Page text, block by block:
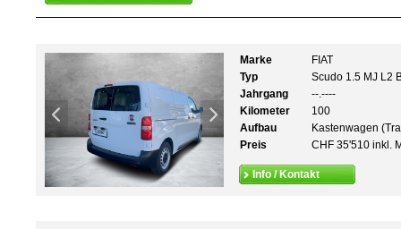
Marke
FIAT
Typ
Scudo 1.5 MJ L2
Jahrgang
--.----
Kilometer
100
Aufbau
Kastenwagen
Preis
CHF 35'510 inkl.
Info / Kontakt